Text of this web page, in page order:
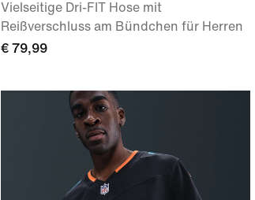
Vielseitige Dri-FIT Hose mit
Reißverschluss am Bündchen für Herren
€ 79,99